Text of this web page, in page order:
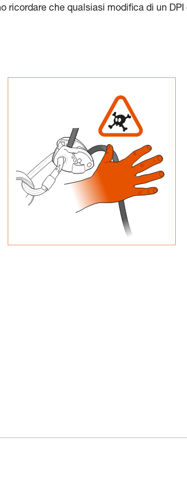
ricordare che qualsiasi modifica di un DPI